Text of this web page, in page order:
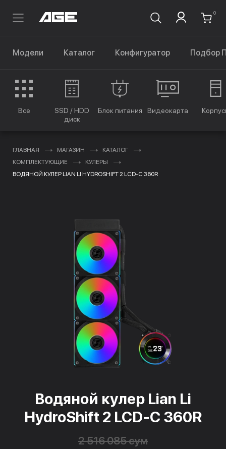
0
Модели Каталог Конфигуратор Подбор
Все
SSD / HDD
диск
Блок питания Видеокарта
ГЛАВНАЯ МАГАЗИН
КАТАЛОГ
КОМПЛЕКТУЮЩИЕ
КУЛЕРЫ
ВОДЯНОЙ КУЛЕР LIAN LI HYDROSHIFT 2 LCD-C 360R
Водяной кулер Lian Li
HydroShift 2 LCD-C 360R
2 516 085 сум